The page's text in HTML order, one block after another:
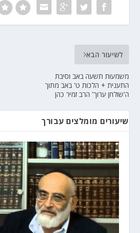
לשיעור הבא
משמעות תשעה באב וסיבת
התענית + הלכות ט' באב מתוך
ה'שולחן ערוך' הרב זמיר כהן
שיעורים מומלצים עבורך